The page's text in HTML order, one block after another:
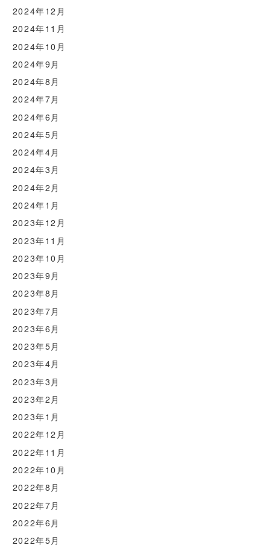
2024年12月
2024年11月
2024年10月
2024年9月
2024年8月
2024年7月
2024年6月
2024年5月
2024年4月
2024年3月
2024年2月
2024年1月
2023年12月
2023年11月
2023年10月
2023年9月
2023年8月
2023年7月
2023年6月
2023年5月
2023年4月
2023年3月
2023年2月
2023年1月
2022年12月
2022年11月
2022年10月
2022年8月
2022年7月
2022年6月
2022年5月